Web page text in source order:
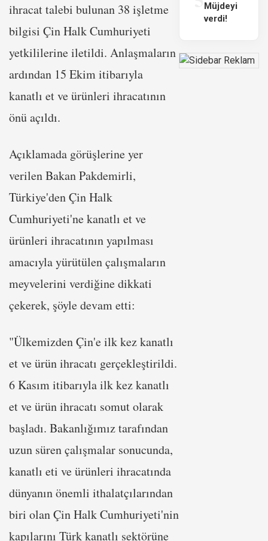
ihracat talebi bulunan 38 işletme
bilgisi Çin Halk Cumhuriyeti
yetkililerine iletildi. Anlaşmaların
ardından 15 Ekim itibarıyla
kanatlı et ve ürünleri ihracatının
önü açıldı.
Açıklamada görüşlerine yer
verilen Bakan Pakdemirli,
Türkiye'den Çin Halk
Cumhuriyeti'ne kanatlı et ve
ürünleri ihracatının yapılması
amacıyla yürütülen çalışmaların
meyvelerini verdiğine dikkati
çekerek, şöyle devam etti:
"Ülkemizden Çin'e ilk kez kanatlı
et ve ürün ihracatı gerçekleştirildi.
6 Kasım itibarıyla ilk kez kanatlı
et ve ürün ihracatı somut olarak
başladı. Bakanlığımız tarafından
uzun süren çalışmalar sonucunda,
kanatlı eti ve ürünleri ihracatında
dünyanın önemli ithalatçılarından
biri olan Çin Halk Cumhuriyeti'nin
kapılarını Türk kanatlı sektörüne
Müjdeyi
verdi!